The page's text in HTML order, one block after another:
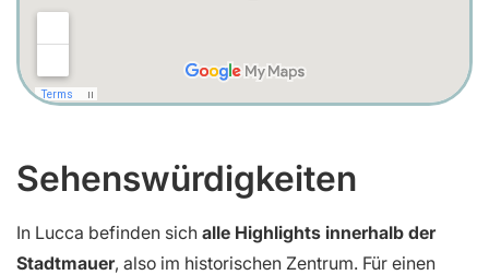
Sehenswürdigkeiten
In Lucca befinden sich alle Highlights innerhalb der
Stadtmauer, also im historischen Zentrum. Für einen